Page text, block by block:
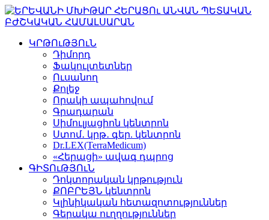
ԿՐԹՈւԹՅՈւՆ
Դիմորդ
Ֆակուլտետներ
Ուսանող
Քոլեջ
Որակի ապահովում
Գրադարան
Սիմուլյացիոն կենտրոն
Ստոմ․ կրթ․ գեր. կենտրոն
Dr.LEX(TerraMedicum)
«Հերացի» ավագ դպրոց
ԳԻՏՈւԹՅՈւՆ
Դոկտորական կրթություն
ՔՈԲՐԵՅՆ կենտրոն
Կլինիկական հետազոտություններ
Գերակա ուղղություններ